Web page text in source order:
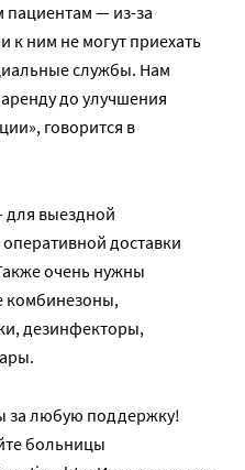
— из-за
ним не могут приехать
службы. Нам
до улучшения
говорится в
выездной
доставки
очень нужны
комбинезоны,
дезинфекторы,
за любую поддержку!
больницы